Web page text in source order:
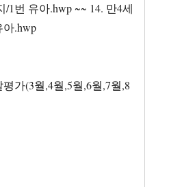
/1번 유아.hwp ~~ 14. 만4세
아.hwp
가(3월,4월,5월,6월,7월,8